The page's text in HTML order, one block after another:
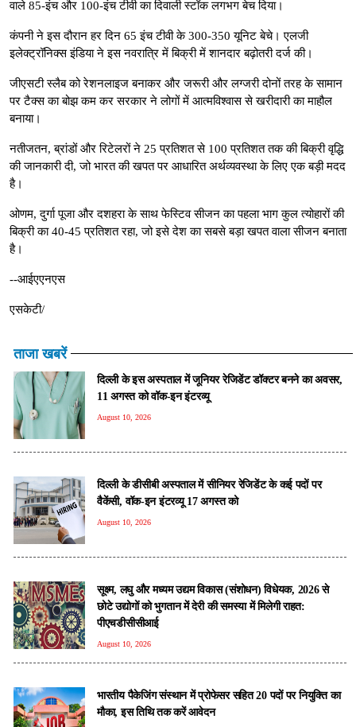
वाले 85-इंच और 100-इंच टीवी का दिवाली स्टॉक लगभग बेच दिया।
कंपनी ने इस दौरान हर दिन 65 इंच टीवी के 300-350 यूनिट बेचे। एलजी
इलेक्ट्रॉनिक्स इंडिया ने इस नवरात्रि में बिक्री में शानदार बढ़ोतरी दर्ज की।
जीएसटी स्लैब को रेशनलाइज बनाकर और जरूरी और लग्जरी दोनों तरह के सामान
पर टैक्स का बोझ कम कर सरकार ने लोगों में आत्मविश्वास से खरीदारी का माहौल
बनाया।
नतीजतन, ब्रांडों और रिटेलरों ने 25 प्रतिशत से 100 प्रतिशत तक की बिक्री वृद्धि
की जानकारी दी, जो भारत की खपत पर आधारित अर्थव्यवस्था के लिए एक बड़ी मदद
है।
ओणम, दुर्गा पूजा और दशहरा के साथ फेस्टिव सीजन का पहला भाग कुल त्योहारों की
बिक्री का 40-45 प्रतिशत रहा, जो इसे देश का सबसे बड़ा खपत वाला सीजन बनाता
है।
--आईएएनएस
एसकेटी/
ताजा खबरें
दिल्ली के इस अस्पताल में जूनियर रेजिडेंट डॉक्टर बनने का अवसर,
11 अगस्त को वॉक-इन इंटरव्यू
August 10, 2026
दिल्ली के डीसीबी अस्पताल में सीनियर रेजिडेंट के कई पदों पर
वैकेंसी, वॉक-इन इंटरव्यू 17 अगस्त को
August 10, 2026
सूक्ष्म, लघु और मध्यम उद्यम विकास (संशोधन) विधेयक, 2026 से
छोटे उद्योगों को भुगतान में देरी की समस्या में मिलेगी राहत:
पीएचडीसीसीआई
August 10, 2026
भारतीय पैकेजिंग संस्थान में प्रोफेसर सहित 20 पदों पर नियुक्ति का
मौका, इस तिथि तक करें आवेदन